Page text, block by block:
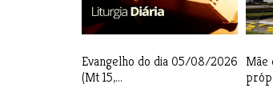
Evangelho do dia 05/08/2026
(Mt 15,...
Mãe